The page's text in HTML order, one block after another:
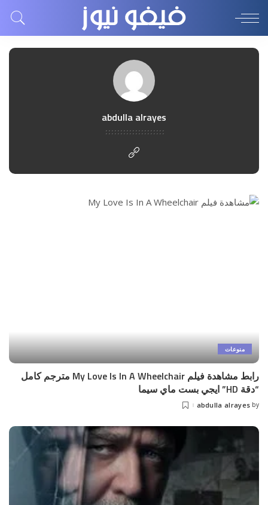
abdulla alrayes
منوعات
رابط مشاهدة فيلم My Love Is In A Wheelchair مترجم كامل
“دقة HD” ايجي بست ماي سيما
Posted
by
abdulla alrayes